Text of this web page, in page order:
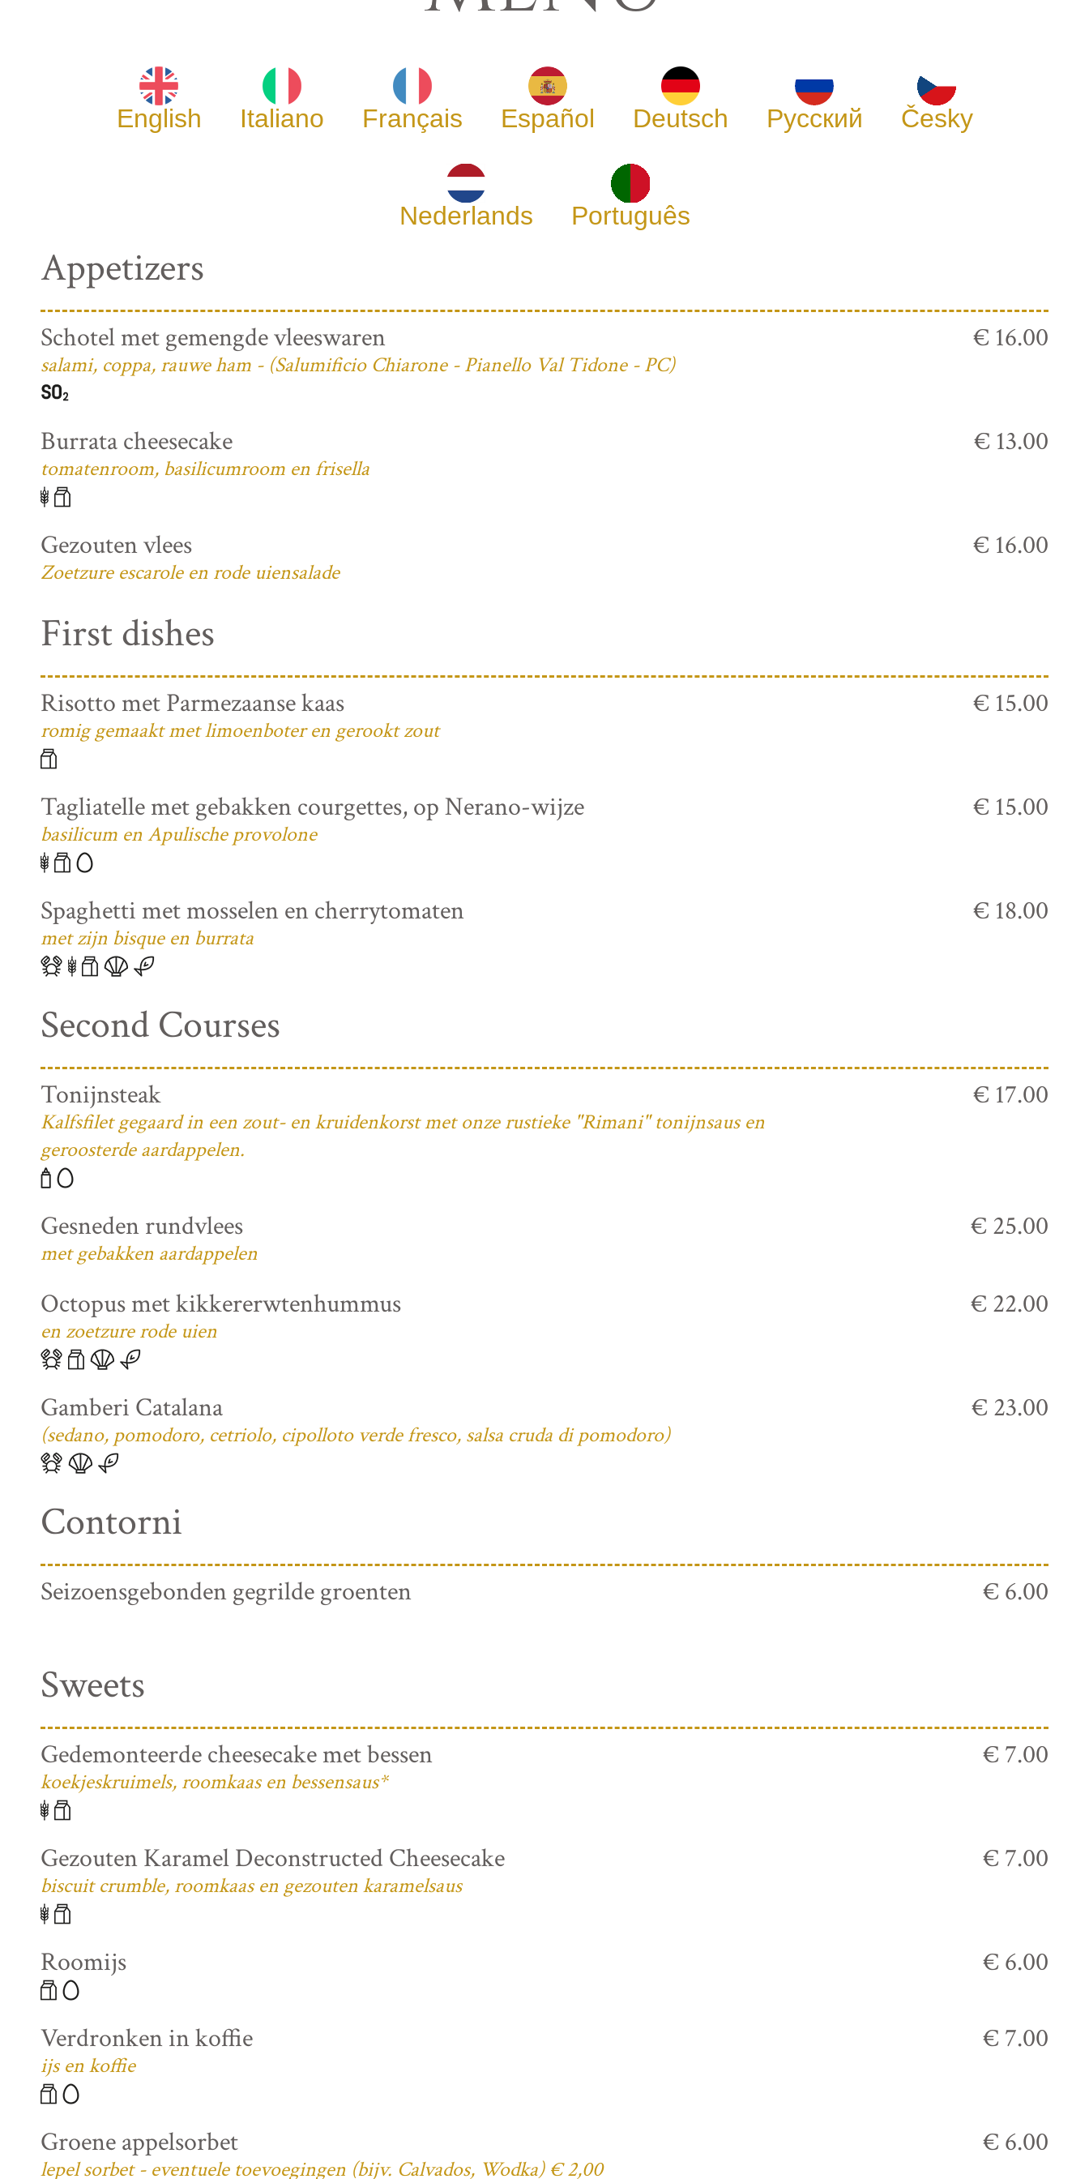
English Italiano Français Español Deutsch Русский Česky
Nederlands Português
Appetizers
Schotel met gemengde vleeswaren
salami, coppa, rauwe ham - (Salumificio Chiarone - Pianello Val Tidone - PC)
€ 16.00
Burrata cheesecake
tomatenroom, basilicumroom en frisella
€ 13.00
Gezouten vlees
Zoetzure escarole en rode uiensalade
€ 16.00
First dishes
Risotto met Parmezaanse kaas
romig gemaakt met limoenboter en gerookt zout
€ 15.00
Tagliatelle met gebakken courgettes, op Nerano-wijze
basilicum en Apulische provolone
€ 15.00
Spaghetti met mosselen en cherrytomaten
met zijn bisque en burrata
€ 18.00
Second Courses
Tonijnsteak
Kalfsfilet gegaard in een zout- en kruidenkorst met onze rustieke "Rimani" tonijnsaus en
geroosterde aardappelen.
€ 17.00
Gesneden rundvlees
met gebakken aardappelen
€ 25.00
Octopus met kikkererwtenhummus
en zoetzure rode uien
€ 22.00
Gamberi Catalana
(sedano, pomodoro, cetriolo, cipolloto verde fresco, salsa cruda di pomodoro)
€ 23.00
Contorni
Seizoensgebonden gegrilde groenten € 6.00
Sweets
Gedemonteerde cheesecake met bessen
koekjeskruimels, roomkaas en bessensaus*
€ 7.00
Gezouten Karamel Deconstructed Cheesecake
biscuit crumble, roomkaas en gezouten karamelsaus
€ 7.00
Roomijs € 6.00
Verdronken in koffie
ijs en koffie
€ 7.00
Groene appelsorbet
lepel sorbet - eventuele toevoegingen (bijv. Calvados, Wodka) € 2,00
€ 6.00